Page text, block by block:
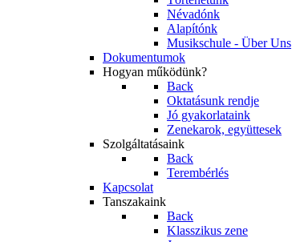
Névadónk
Alapítónk
Musikschule - Über Uns
Dokumentumok
Hogyan működünk?
Back
Oktatásunk rendje
Jó gyakorlataink
Zenekarok, együttesek
Szolgáltatásaink
Back
Terembérlés
Kapcsolat
Tanszakaink
Back
Klasszikus zene